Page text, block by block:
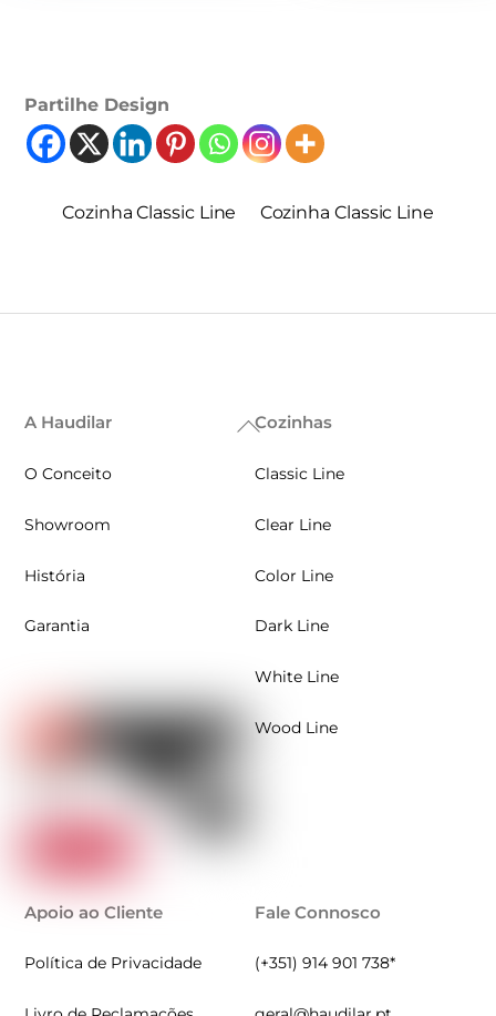
Partilhe Design
Cozinha Classic Line Cozinha Classic Line
Back
Top
A Haudilar
O Conceito
Showroom
História
Garantia
Cozinhas
Classic Line
Clear Line
Color Line
Dark Line
White Line
Wood Line
Apoio ao Cliente
Política de Privacidade
Fale Connosco
(+351) 914 901 738*